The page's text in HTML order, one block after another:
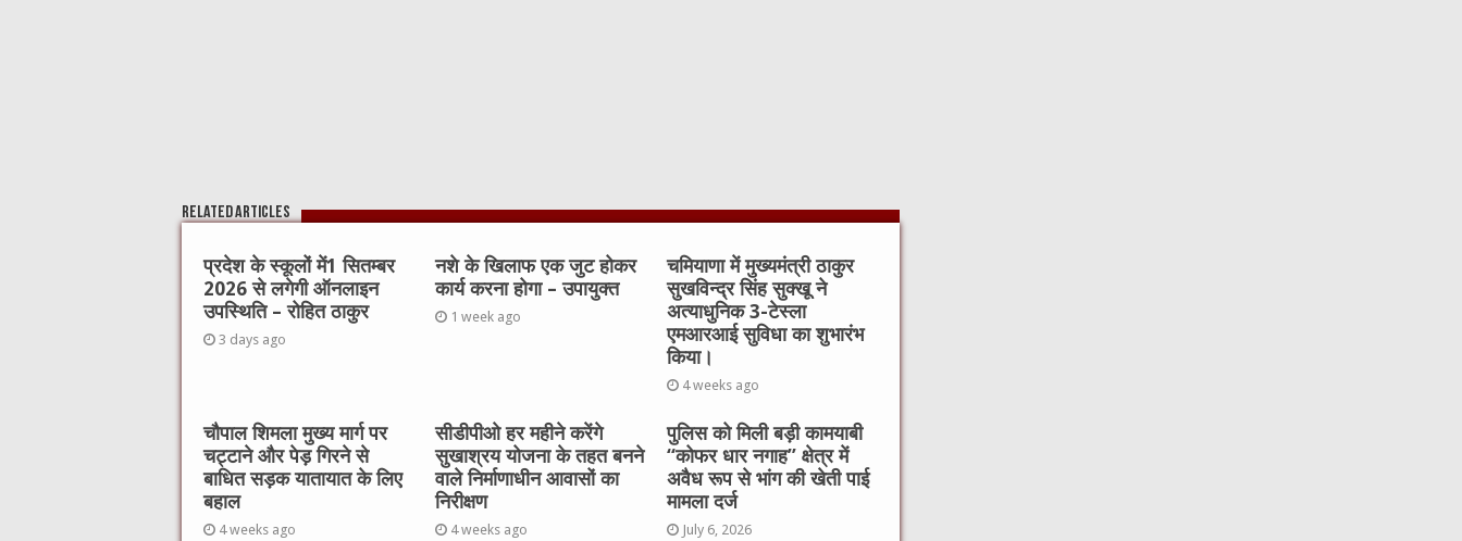
Related Articles
प्रदेश के स्कूलों में1 सितम्बर
2026 से लगेगी ऑनलाइन
उपस्थिति – रोहित ठाकुर
3 days ago
नशे के खिलाफ एक जुट होकर
कार्य करना होगा – उपायुक्त
1 week ago
चमियाणा में मुख्यमंत्री ठाकुर
सुखविन्द्र सिंह सुक्खू ने
अत्याधुनिक 3-टेस्ला
एमआरआई सुविधा का शुभारंभ
किया।
4 weeks ago
चौपाल शिमला मुख्य मार्ग पर
चट्टाने और पेड़ गिरने से
बाधित सड़क यातायात के लिए
बहाल
4 weeks ago
सीडीपीओ हर महीने करेंगे
सुखाश्रय योजना के तहत बनने
वाले निर्माणाधीन आवासों का
निरीक्षण
4 weeks ago
पुलिस को मिली बड़ी कामयाबी
“कोफर धार नगाह” क्षेत्र में
अवैध रूप से भांग की खेती पाई
मामला दर्ज
July 6, 2026